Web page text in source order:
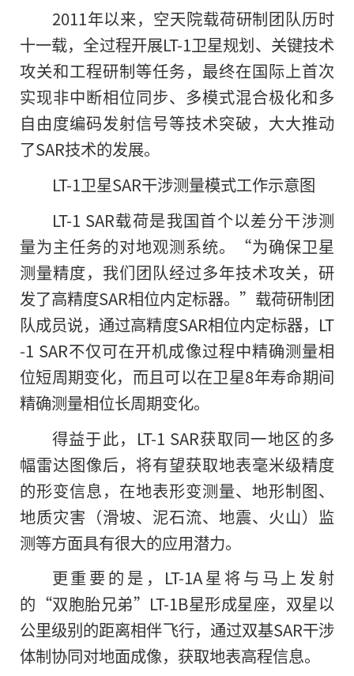
2011年以来，空天院载荷研制团队历时
十一载，全过程开展LT-1卫星规划、关键技术
攻关和工程研制等任务，最终在国际上首次
实现非中断相位同步、多模式混合极化和多
自由度编码发射信号等技术突破，大大推动
了SAR技术的发展。
LT-1卫星SAR干涉测量模式工作示意图
LT-1 SAR载荷是我国首个以差分干涉测
量为主任务的对地观测系统。“为确保卫星
测量精度，我们团队经过多年技术攻关，研
发了高精度SAR相位内定标器。”载荷研制团
队成员说，通过高精度SAR相位内定标器，LT
-1 SAR不仅可在开机成像过程中精确测量相
位短周期变化，而且可以在卫星8年寿命期间
精确测量相位长周期变化。
得益于此，LT-1 SAR获取同一地区的多
幅雷达图像后，将有望获取地表毫米级精度
的形变信息，在地表形变测量、地形制图、
地质灾害（滑坡、泥石流、地震、火山）监
测等方面具有很大的应用潜力。
更重要的是，LT-1A星将与马上发射
的“双胞胎兄弟”LT-1B星形成星座，双星以
公里级别的距离相伴飞行，通过双基SAR干涉
体制协同对地面成像，获取地表高程信息。